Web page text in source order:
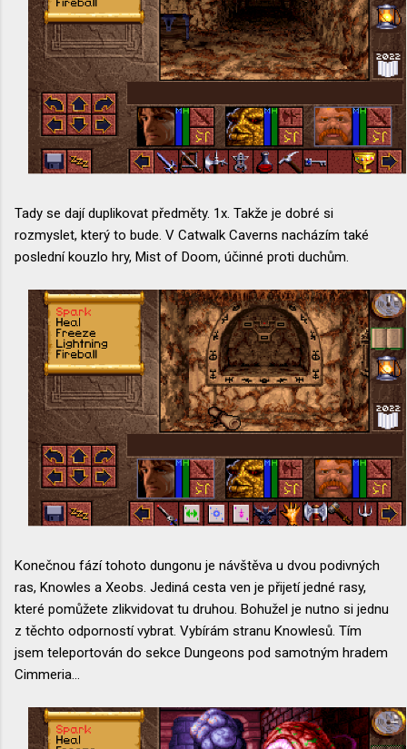
Tady se dají duplikovat předměty. 1x. Takže je dobré si
rozmyslet, který to bude. V Catwalk Caverns nacházím také
poslední kouzlo hry, Mist of Doom, účinné proti duchům.
Konečnou fází tohoto dungonu je návštěva u dvou podivných
ras, Knowles a Xeobs. Jediná cesta ven je přijetí jedné rasy,
které pomůžete zlikvidovat tu druhou. Bohužel je nutno si jednu
z těchto odporností vybrat. Vybírám stranu Knowlesů. Tím
jsem teleportován do sekce Dungeons pod samotným hradem
Cimmeria...